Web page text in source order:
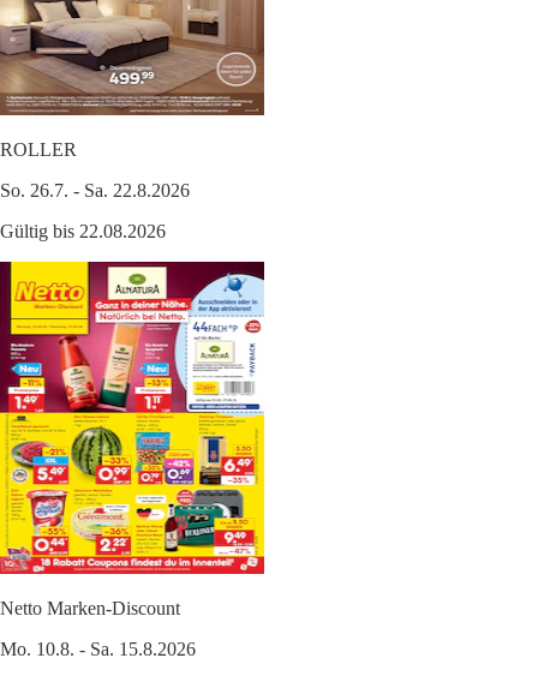
ROLLER
So. 26.7. - Sa. 22.8.2026
Gültig bis 22.08.2026
Netto Marken-Discount
Mo. 10.8. - Sa. 15.8.2026